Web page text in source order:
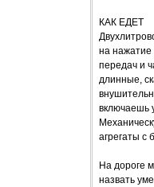
КАК ЕДЕТ
на нажатие
передач и
длинные,
включаешь
агрегаты с
На дороге
назвать